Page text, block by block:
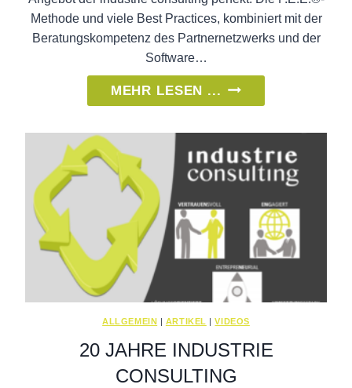
Methode und viele Best Practices, kombiniert mit der
Beratungskompetenz des Partnernetzwerks und der
Software…
MEHR LESEN ... NEUE
PARTNERSCHAFT
MIT
FEE
=>
EINFACH
–
EFFIZIENT
ALLGEMEIN | ARTIKEL |VIDEOS
20 JAHRE INDUSTRIE
CONSULTING